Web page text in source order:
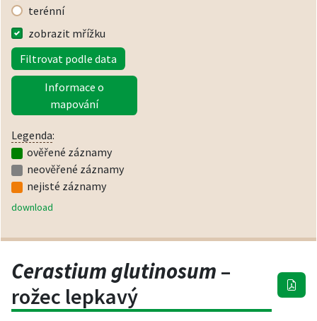
terénní
zobrazit mřížku
Filtrovat podle data
Informace o
mapování
Legenda:
ověřené záznamy
neověřené záznamy
nejisté záznamy
download
Cerastium glutinosum –
rožec lepkavý